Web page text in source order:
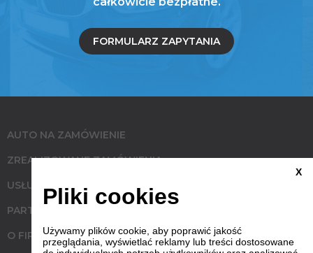
FORMULARZ ZAPYTANIA
AUTO NA ZAMÓWIENIE
ZREALIZOWANE ZAMÓWIENIA
USŁUGI
PARTNERZY
O FIRMIE
X
Pliki cookies
Używamy plików cookie, aby poprawić jakość
przeglądania, wyświetlać reklamy lub treści dostosowane